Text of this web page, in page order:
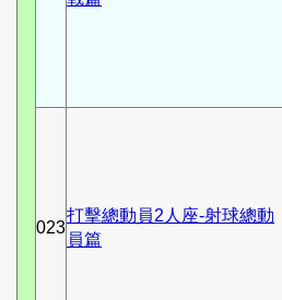
023
打擊總動員2人座-射球總動
員篇